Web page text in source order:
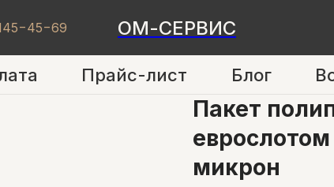
ОМ-СЕРВИС
Прайс-лист Блог
Пакет
микрон